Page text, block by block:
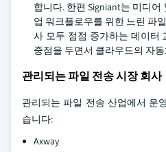
합니다. 한편 Signiant는 미디
업 워크플로우를 위한 느린 파
사 모두 점점 증가하는 데이터
중점을 두면서 클라우드의 자
관리되는 파일 전송 시장 회사
관리되는 파일 전송 산업에서 운
습니다:
Axway